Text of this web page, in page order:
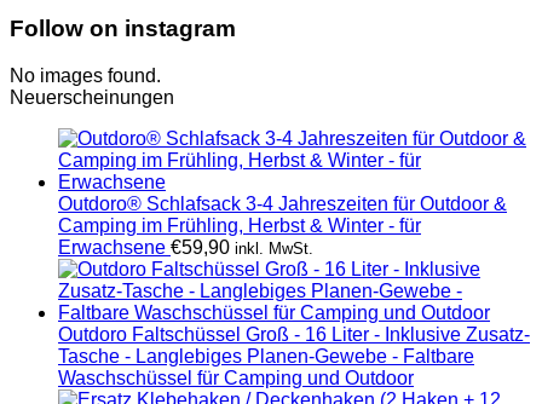
Follow on instagram
No images found.
Neuerscheinungen
Outdoro® Schlafsack 3-4 Jahreszeiten für Outdoor &
Camping im Frühling, Herbst & Winter - für
Erwachsene €59,90 inkl. MwSt.
Outdoro Faltschüssel Groß - 16 Liter - Inklusive Zusatz-
Tasche - Langlebiges Planen-Gewebe - Faltbare
Waschschüssel für Camping und Outdoor